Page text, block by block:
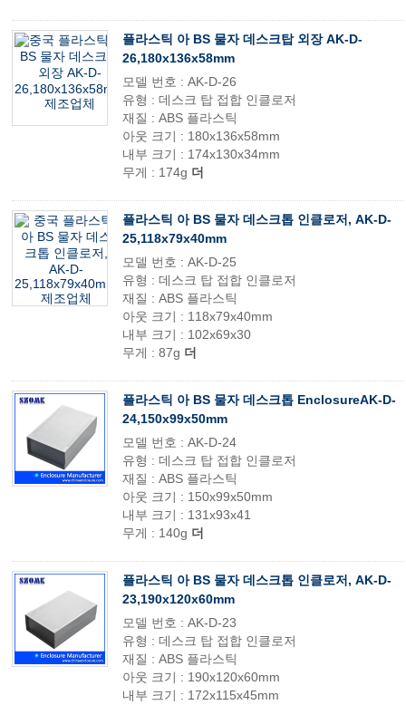
플라스틱 아 BS 물자 데스크탑 외장 AK-D-
26,180x136x58mm
모델 번호 : AK-D-26
유형 : 데스크 탑 접합 인클로저
재질 : ABS 플라스틱
아웃 크기 : 180x136x58mm
내부 크기 : 174x130x34mm
무게 : 174g 더
플라스틱 아 BS 물자 데스크톱 인클로저, AK-D-
25,118x79x40mm
모델 번호 : AK-D-25
유형 : 데스크 탑 접합 인클로저
재질 : ABS 플라스틱
아웃 크기 : 118x79x40mm
내부 크기 : 102x69x30
무게 : 87g 더
플라스틱 아 BS 물자 데스크톱 EnclosureAK-D-
24,150x99x50mm
모델 번호 : AK-D-24
유형 : 데스크 탑 접합 인클로저
재질 : ABS 플라스틱
아웃 크기 : 150x99x50mm
내부 크기 : 131x93x41
무게 : 140g 더
플라스틱 아 BS 물자 데스크톱 인클로저, AK-D-
23,190x120x60mm
모델 번호 : AK-D-23
유형 : 데스크 탑 접합 인클로저
재질 : ABS 플라스틱
아웃 크기 : 190x120x60mm
내부 크기 : 172x115x45mm